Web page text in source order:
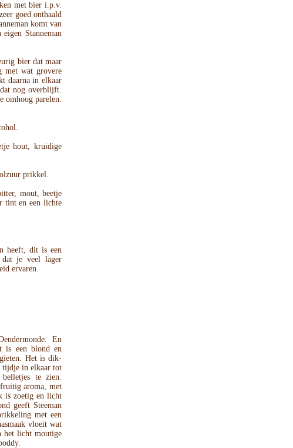
met bier i.p.v.
goed onthaald
komt van
Stanneman
bier dat maar
met wat grovere
daarna in elkaar
nog overblijft.
omhoog parelen.
hout, kruidige
prikkel.
mout, beetje
tint en een lichte
heeft, dit is een
dat je veel lager
ervaren.
En
is een blond en
Het is dik-
tijdje in elkaar tot
te zien.
aroma, met
is zoetig en licht
geeft Steeman
met een
vloeit wat
het licht moutige